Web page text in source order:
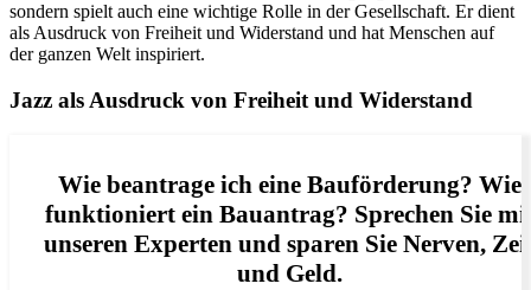
sondern spielt auch eine wichtige Rolle in der Gesellschaft. Er dient
als Ausdruck von Freiheit und Widerstand und hat Menschen auf
der ganzen Welt inspiriert.
Jazz als Ausdruck von Freiheit und Widerstand
Wie beantrage ich eine Bauförderung? Wie
funktioniert ein Bauantrag? Sprechen Sie
unseren Experten und sparen Sie Nerven,
und Geld.